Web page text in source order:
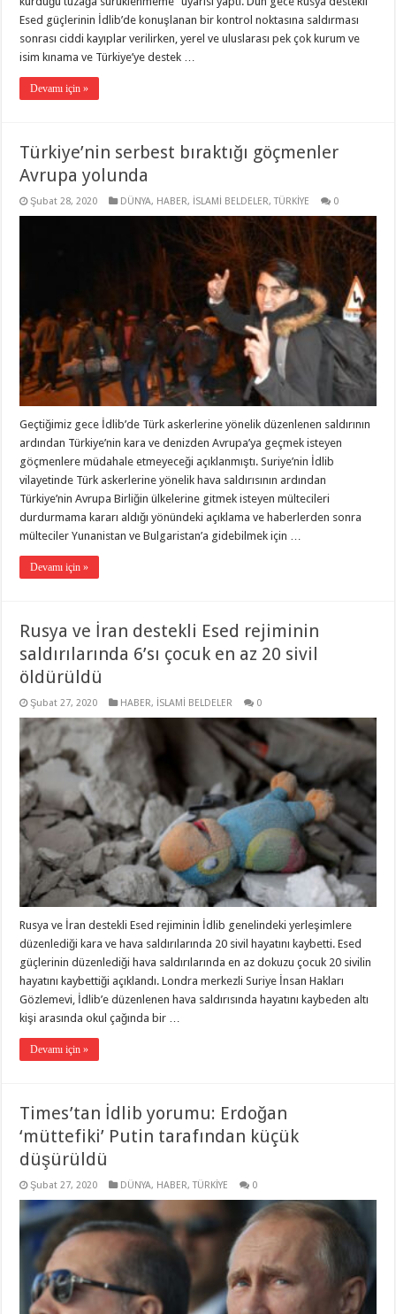
Esed güçlerinin İdlib’de konuşlanan bir kontrol noktasına saldırması
sonrası ciddi kayıplar verilirken, yerel ve uluslarası pek çok kurum ve
isim kınama ve Türkiye’ye destek …
Devamı için »
Türkiye’nin serbest bıraktığı göçmenler
Avrupa yolunda
Şubat 28, 2020 DÜNYA, HABER, İSLAMİ BELDELER,TÜRKİYE 0
Geçtiğimiz gece İdlib’de Türk askerlerine yönelik düzenlenen saldırının
ardından Türkiye’nin kara ve denizden Avrupa’ya geçmek isteyen
göçmenlere müdahale etmeyeceği açıklanmıştı. Suriye’nin İdlib
vilayetinde Türk askerlerine yönelik hava saldırısının ardından
Türkiye’nin Avrupa Birliğin ülkelerine gitmek isteyen mültecileri
durdurmama kararı aldığı yönündeki açıklama ve haberlerden sonra
mülteciler Yunanistan ve Bulgaristan’a gidebilmek için …
Devamı için »
Rusya ve İran destekli Esed rejiminin
saldırılarında 6’sı çocuk en az 20 sivil
öldürüldü
Şubat 27, 2020 HABER, İSLAMİ BELDELER 0
Rusya ve İran destekli Esed rejiminin İdlib genelindeki yerleşimlere
düzenlediği kara ve hava saldırılarında 20 sivil hayatını kaybetti. Esed
güçlerinin düzenlediği hava saldırılarında en az dokuzu çocuk 20 sivilin
hayatını kaybettiği açıklandı. Londra merkezli Suriye İnsan Hakları
Gözlemevi, İdlib’e düzenlenen hava saldırısında hayatını kaybeden altı
kişi arasında okul çağında bir …
Devamı için »
Times’tan İdlib yorumu: Erdoğan
‘müttefiki’ Putin tarafından küçük
düşürüldü
Şubat 27, 2020 DÜNYA, HABER,TÜRKİYE 0